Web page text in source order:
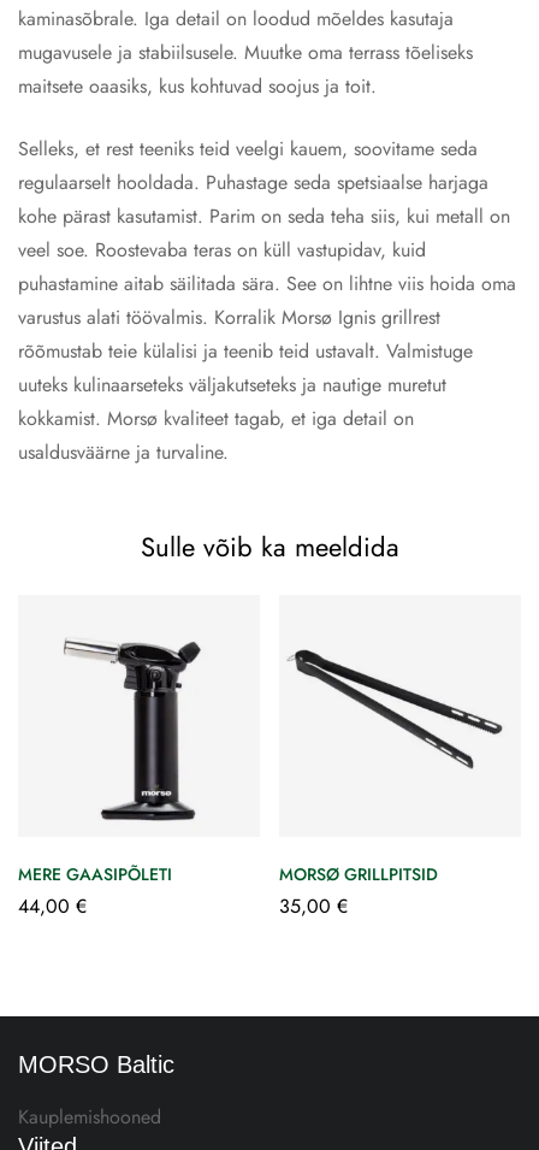
kaminasõbrale. Iga detail on loodud mõeldes kasutaja
mugavusele ja stabiilsusele. Muutke oma terrass tõeliseks
maitsete oaasiks, kus kohtuvad soojus ja toit.
Selleks, et rest teeniks teid veelgi kauem, soovitame seda
regulaarselt hooldada. Puhastage seda spetsiaalse harjaga
kohe pärast kasutamist. Parim on seda teha siis, kui metall on
veel soe. Roostevaba teras on küll vastupidav, kuid
puhastamine aitab säilitada sära. See on lihtne viis hoida oma
varustus alati töövalmis. Korralik Morsø Ignis grillrest
rõõmustab teie külalisi ja teenib teid ustavalt. Valmistuge
uuteks kulinaarseteks väljakutseteks ja nautige muretut
kokkamist. Morsø kvaliteet tagab, et iga detail on
usaldusväärne ja turvaline.
Sulle võib ka meeldida
MERE GAASIPÕLETI
44,00 €
MORSØ GRILLPITSID
35,00 €
MORSO Baltic
Kauplemishooned